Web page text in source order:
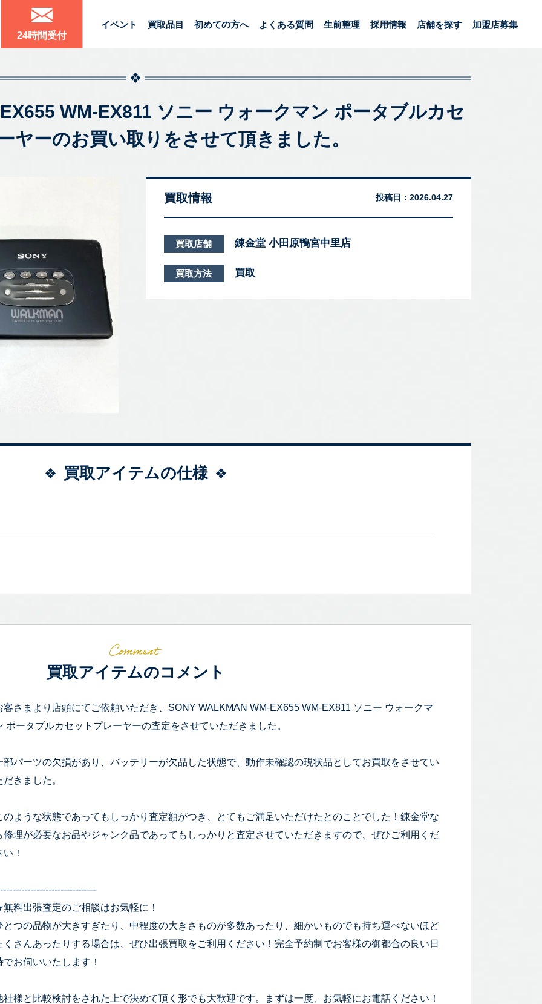
24時間受付
イベント 買取品目 初めての方へ よくある質問 生前整理 採用情報 店舗を探す 加盟店募集
WM-EX811 ソニー ウォークマン ポータブルカセ
ヤーのお買い取りをさせて頂きました。
買取情報 投稿日： 2026.04.27
買取店舗 錬金堂 小田原鴨宮中里店
買取方法 買取
買取アイテムの仕様
買取アイテムのコメント
客さまより店頭にてご依頼いただき、SONY WALKMAN WM-EX655 WM-EX811 ソニー ウォークマ
ポータブルカセットプレーヤーの査定をさせていただきました。
部パーツの欠損があり、バッテリーが欠品した状態で、動作未確認の現状品としてお買取をさせてい
だきました。
のような状態であってもしっかり査定額がつき、とてもご満足いただけたとのことでした！錬金堂な
修理が必要なお品やジャンク品であってもしっかりと査定させていただきますので、ぜひご利用くだ
い！
料出張査定のご相談はお気軽に！
とつの品物が大きすぎたり、中程度の大きさものが多数あったり、細かいものでも持ち運べないほど
くさんあったりする場合は、ぜひ出張買取をご利用ください！完全予約制でお客様の御都合の良い日
でお伺いいたします！
社様と比較検討をされた上で決めて頂く形でも大歓迎です。まずは一度、お気軽にお電話ください！